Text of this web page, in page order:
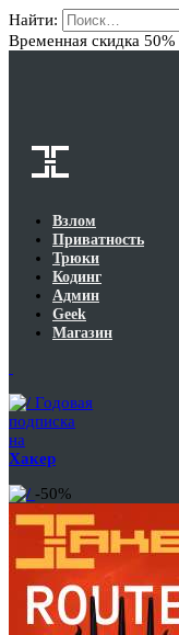
Найти:
Временная скидка 50%
Взлом
Приватность
Трюки
Кодинг
Админ
Geek
Магазин
Годовая
подписка
на
Хакер
-50%